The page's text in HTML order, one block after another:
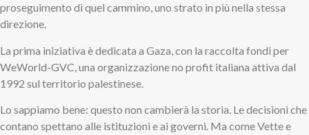
proseguimento di quel cammino, uno strato in più nella stessa
direzione.
La prima iniziativa è dedicata a Gaza, con la raccolta fondi per
WeWorld-GVC, una organizzazione no profit italiana attiva dal
1992 sul territorio palestinese.
Lo sappiamo bene: questo non cambierà la storia. Le decisioni che
contano spettano alle istituzioni e ai governi. Ma come Vette e